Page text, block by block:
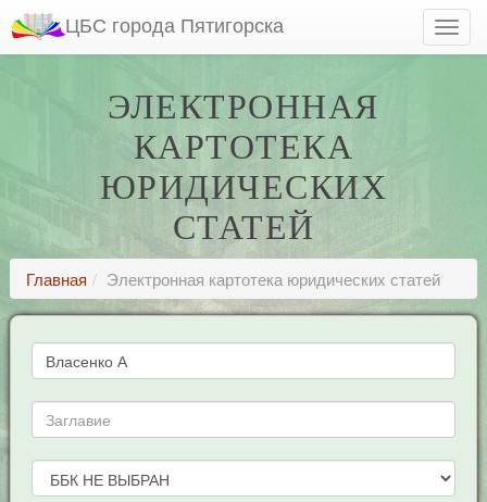
ЦБС города Пятигорска
ЭЛЕКТРОННАЯ
КАРТОТЕКА
ЮРИДИЧЕСКИХ
СТАТЕЙ
Главная Электронная картотека юридических статей